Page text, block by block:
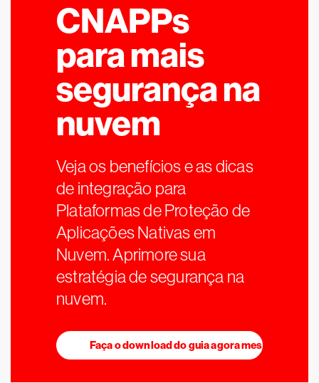
CNAPPs
para mais
segurança na
nuvem
Veja os benefícios e as dicas
de integração para
Plataformas de Proteção de
Aplicações Nativas em
Nuvem. Aprimore sua
estratégia de segurança na
nuvem.
Faça o download do guia agora mesmo